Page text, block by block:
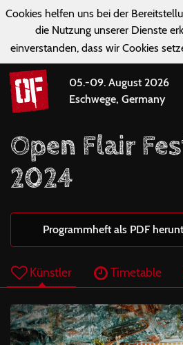
Cookies helfen uns bei der
die Nutzung unserer Dienste
einverstanden, dass wir Cookies
05.-09. August 2026
Eschwege, Germany
Open Flair
2024
Programmheft als PDF
Künstler Timetable